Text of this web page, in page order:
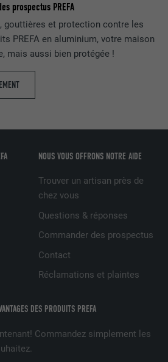
prospectus PREFA
gouttières et protection contre les
PREFA en aluminium, votre maison
mais aussi bien protégée !
DES PRODUITS PREFA
Commandez simplement les
NOUS VOUS OFFRONS NOTRE AIDE
Trouver un artisan près de
chez vous
Questions & réponses
Commander des prospectus
Contact
Réclamations et plaintes
par le service de réseau social
pour suivre l'utilisation de
intégrés
jours